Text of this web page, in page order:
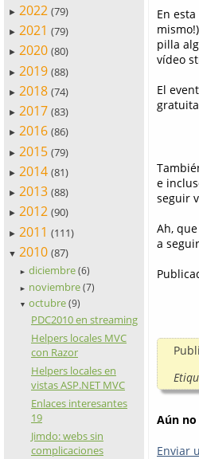
► 2022 (79)
► 2021 (79)
► 2020 (80)
► 2019 (88)
► 2018 (74)
► 2017 (83)
► 2016 (86)
► 2015 (79)
► 2014 (81)
► 2013 (88)
► 2012 (90)
► 2011 (111)
▼ 2010 (87)
► diciembre (6)
► noviembre (7)
▼ octubre (9)
PDC2010 en streaming
Helpers locales MVC
con Razor
Helpers locales en
vistas ASP.NET MVC
Enlaces interesantes
19
Jimdo: webs sin
complicaciones
En
pilla
vídeo
El
e
seguir
Ah,
a
Aún no
Enviar